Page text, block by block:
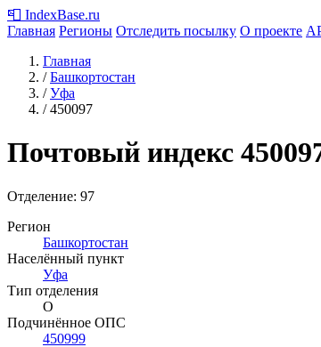
📮 IndexBase.ru
Главная Регионы Отследить посылку О проекте
Главная
/ Башкортостан
/ Уфа
/ 450097
Почтовый индекс
Отделение: 97
Регион
Башкортостан
Населённый пункт
Уфа
Тип отделения
О
Подчинённое ОПС
450999